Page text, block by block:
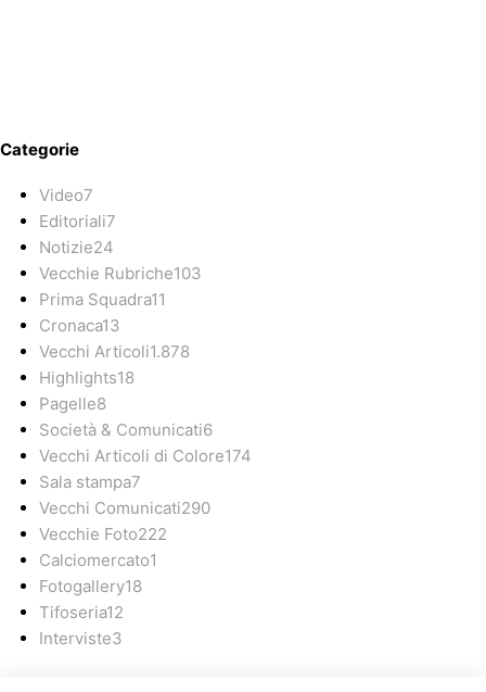
Categorie
Video7
Editoriali7
Notizie24
Vecchie Rubriche103
Prima Squadra11
Cronaca13
Vecchi Articoli1.878
Highlights18
Pagelle8
Società & Comunicati6
Vecchi Articoli di Colore174
Sala stampa7
Vecchi Comunicati290
Vecchie Foto222
Calciomercato1
Fotogallery18
Tifoseria12
Interviste3